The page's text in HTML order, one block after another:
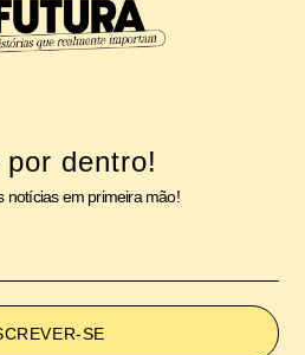
por dentro!
notícias em primeira mão!
SE